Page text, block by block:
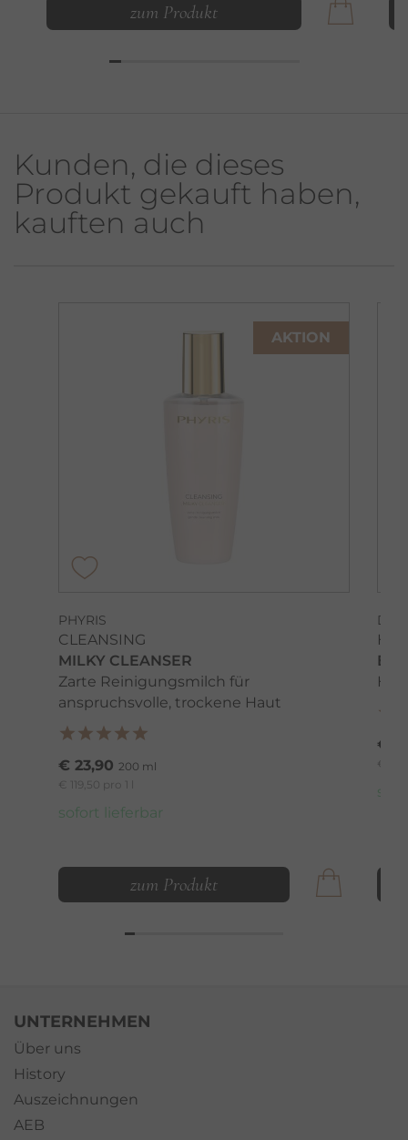
zum Produkt
Kunden, die dieses
Produkt gekauft haben,
kauften auch
AKTION
PHYRIS
CLEANSING
MILKY CLEANSER
Zarte Reinigungsmilch für
anspruchsvolle, trockene Haut
€ 23,90 200 ml
€ 119,50 pro 1 l
sofort lieferbar
zum Produkt
DR.
€
€
UNTERNEHMEN
Über uns
History
Auszeichnungen
AEB